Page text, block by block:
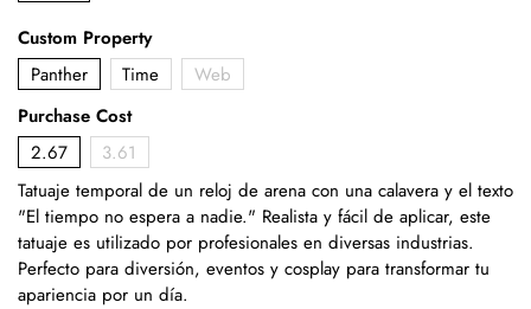
Custom Property
Panther
Time
Web
Purchase Cost
2.67
3.61
Tatuaje temporal de un reloj de arena con una calavera y el texto
"El tiempo no espera a nadie." Realista y fácil de aplicar, este
tatuaje es utilizado por profesionales en diversas industrias.
Perfecto para diversión, eventos y cosplay para transformar tu
apariencia por un día.